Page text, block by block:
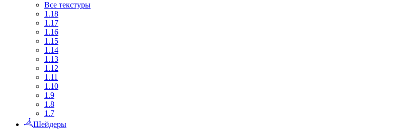
Все текстуры
1.18
1.17
1.16
1.15
1.14
1.13
1.12
1.11
1.10
1.9
1.8
1.7
Шейдеры